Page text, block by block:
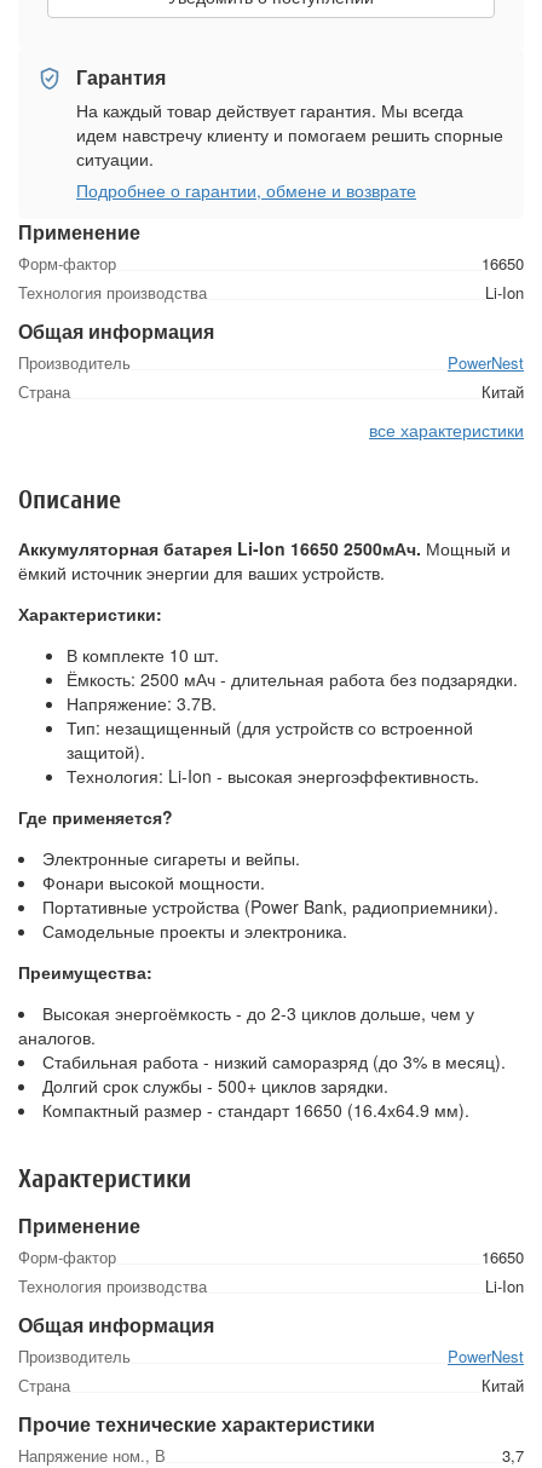
Применение
Форм-фактор
16650
Технология производства
Li-Ion
Общая информация
Производитель
PowerNest
Страна
Китай
все характеристики
Гарантия
На каждый товар действует гарантия. Мы всегда
идем навстречу клиенту и помогаем решить спорные
ситуации.
Подробнее о гарантии, обмене и возврате
Описание
Аккумуляторная батарея Li-Ion 16650 2500мАч. Мощный и
ёмкий источник энергии для ваших устройств.
Характеристики:
В комплекте 10 шт.
Ёмкость: 2500 мАч - длительная работа без подзарядки.
Напряжение: 3.7В.
Тип: незащищенный (для устройств со встроенной
защитой).
Технология: Li-Ion - высокая энергоэффективность.
Где применяется?
Электронные сигареты и вейпы.
Фонари высокой мощности.
Портативные устройства (Power Bank, радиоприемники).
Самодельные проекты и электроника.
Преимущества:
Высокая энергоёмкость - до 2-3 циклов дольше, чем у
аналогов.
Стабильная работа - низкий саморазряд (до 3% в месяц).
Долгий срок службы - 500+ циклов зарядки.
Компактный размер - стандарт 16650 (16.4х64.9 мм).
Характеристики
Применение
Форм-фактор
16650
Технология производства
Li-Ion
Общая информация
Производитель
PowerNest
Страна
Китай
Прочие технические характеристики
Напряжение ном., В 3,7